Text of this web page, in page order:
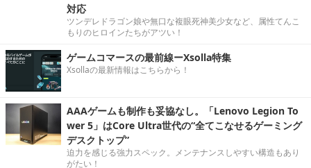
対応
ツンデレドラゴン娘や無口な複眼死神美少女など、属性てんこ
もりのヒロインたちがアツい！
ゲームコマースの最前線ーXsolla特集
Xsollaの最新情報はこちらから！
AAAゲームも制作も妥協なし。「Lenovo Legion To
wer 5」はCore Ultra世代の“全てこなせるゲーミング
デスクトップ”
迫力を感じる強力スペック。メンテナンスしやすい構造もあり
がたい！